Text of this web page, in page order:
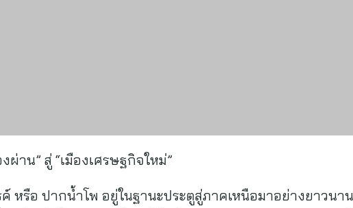
ผ่าน” สู่ “เมืองเศรษฐกิจใหม่”
ค์ หรือ ปากน้ำโพ อยู่ในฐานะประตูสู่ภาคเหนือมาอย่างยาวน